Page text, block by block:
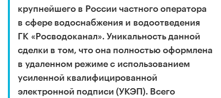
крупнейшего в России частного оператора
в сфере водоснабжения и водоотведения
ГК «Росводоканал». Уникальность данной
сделки в том, что она полностью оформлена
в удаленном режиме с использованием
усиленной квалифицированной
электронной подписи (УКЭП). Всего